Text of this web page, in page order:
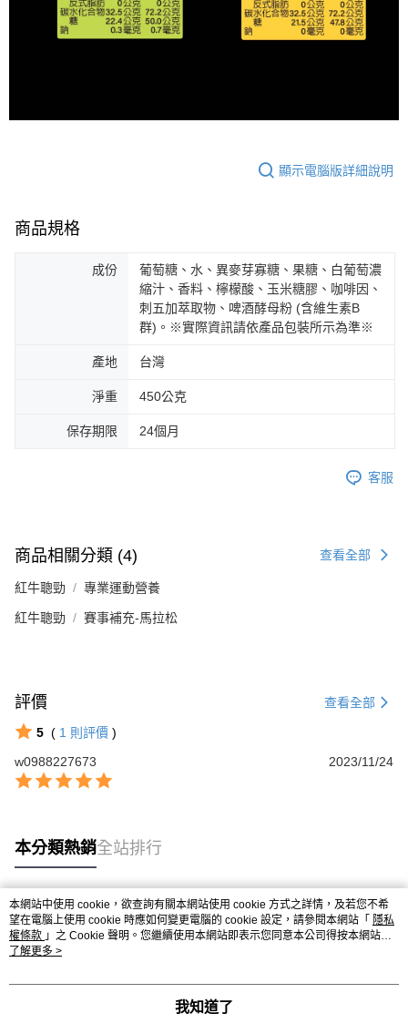
顯示電腦版詳細說明
商品規格
成份
葡萄糖、水、異麥芽寡糖、果糖、白葡萄濃
縮汁、香料、檸檬酸、玉米糖膠、咖啡因、
刺五加萃取物、啤酒酵母粉 (含維生素B
群)。※實際資訊請依產品包裝所示為準※
產地 台灣
淨重 450公克
保存期限 24個月
客服
商品相關分類 (4) 查看全部
紅牛聰勁 專業運動營養
紅牛聰勁 賽事補充-馬拉松
評價 查看全部
5 ( 1 則評價 )
w0988227673
2023/11/24
本分類熱銷全站排行
熱門標籤
本網站中使用 cookie，欲查詢有關本網站使用 cookie 方式之詳情，及若您不希
望在電腦上使用 cookie 時應如何變更電腦的 cookie 設定，請參閱本網站「 隱私
權條款 」之 Cookie 聲明。您繼續使用本網站即表示您同意本公司得按本網站使
用條款之 Cookie 聲明使用 cookie。
了解更多 >
我知道了